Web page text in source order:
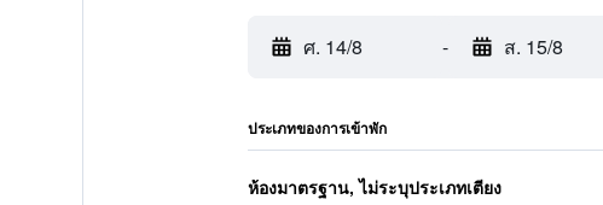
ศ. 14/8 - ส. 15/8
ประเภทของการเข้าพัก
ห้องมาตรฐาน, ไม่ระบุประเภทเตียง